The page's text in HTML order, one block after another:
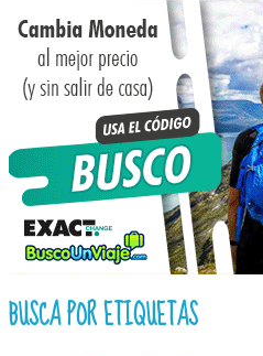
BUSCA POR ETIQUETAS